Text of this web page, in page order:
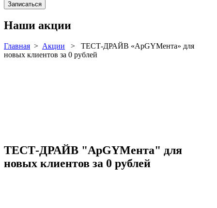
Записаться
Наши акции
Главная > Акции > ТЕСТ-ДРАЙВ «АрGYMента» для
новых клиентов за 0 рублей
ТЕСТ-ДРАЙВ "АрGYMента" для
новых клиентов за 0 рублей